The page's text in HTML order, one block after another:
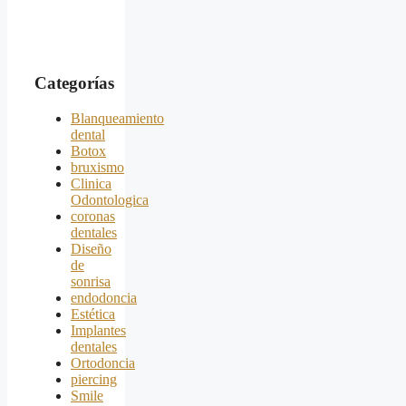
Categorías
Blanqueamiento
dental
Botox
bruxismo
Clinica
Odontologica
coronas
dentales
Diseño
de
sonrisa
endodoncia
Estética
Implantes
dentales
Ortodoncia
piercing
Smile